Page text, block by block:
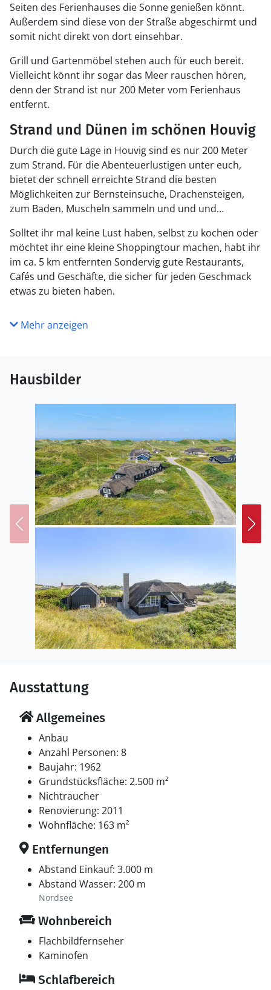
Seiten des Ferienhauses die Sonne genießen könnt.
Außerdem sind diese von der Straße abgeschirmt und
somit nicht direkt von dort einsehbar.
Grill und Gartenmöbel stehen auch für euch bereit.
Vielleicht könnt ihr sogar das Meer rauschen hören,
denn der Strand ist nur 200 Meter vom Ferienhaus
entfernt.
Strand und Dünen im schönen Houvig
Durch die gute Lage in Houvig sind es nur 200 Meter
zum Strand. Für die Abenteuerlustigen unter euch,
bietet der schnell erreichte Strand die besten
Möglichkeiten zur Bernsteinsuche, Drachensteigen,
zum Baden, Muscheln sammeln und und und…
Solltet ihr mal keine Lust haben, selbst zu kochen oder
möchtet ihr eine kleine Shoppingtour machen, habt ihr
im ca. 5 km entfernten Sondervig gute Restaurants,
Cafés und Geschäfte, die sicher für jeden Geschmack
etwas zu bieten haben.
Mehr anzeigen
Hausbilder
Ausstattung
Allgemeines
Anbau
Anzahl Personen: 8
Baujahr: 1962
Grundstücksfläche: 2.500 m²
Nichtraucher
Renovierung: 2011
Wohnfläche: 163 m²
Entfernungen
Abstand Einkauf: 3.000 m
Abstand Wasser: 200 m
Nordsee
Wohnbereich
Flachbildfernseher
Kaminofen
Schlafbereich